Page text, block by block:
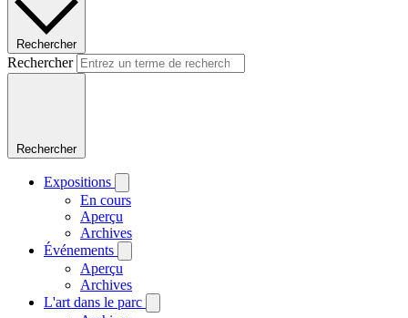
Rechercher
Rechercher
Rechercher
Expositions
En cours
Aperçu
Archives
Événements
Aperçu
Archives
L'art dans le parc